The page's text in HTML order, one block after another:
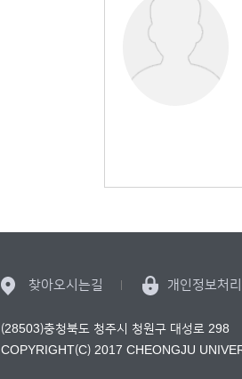
찾아오시는길 개인정보처
(28503)충청북도 청주시 청원구 대성로 298
COPYRIGHT(C) 2017 CHEONGJU